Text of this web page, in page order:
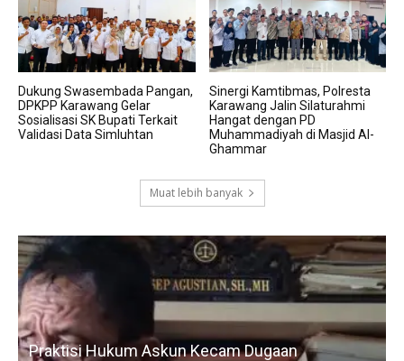
Dukung Swasembada Pangan,
DPKPP Karawang Gelar
Sosialisasi SK Bupati Terkait
Validasi Data Simluhtan
Sinergi Kamtibmas, Polresta
Karawang Jalin Silaturahmi
Hangat dengan PD
Muhammadiyah di Masjid Al-
Ghammar
Muat lebih banyak
Praktisi Hukum Askun Kecam Dugaan